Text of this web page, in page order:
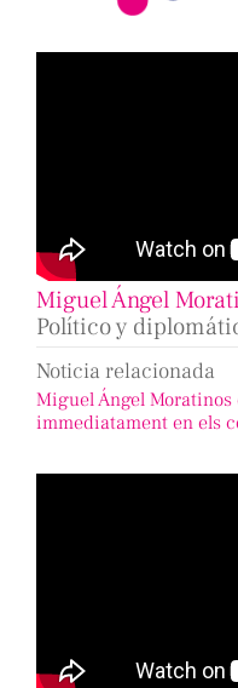
Miguel Ángel
Político y
Noticia relacionada
Miguel Ángel
immediatament en els